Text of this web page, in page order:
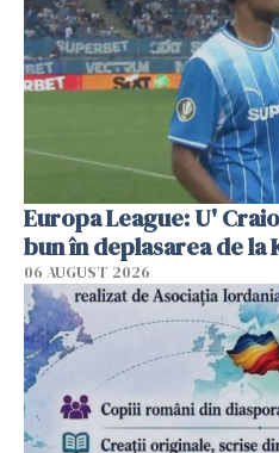
Europa League: U'
bun în deplasarea de la
06 AUGUST 2026